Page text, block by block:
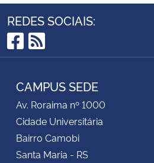
REDES SOCIAIS:
Facebook
RSS
CAMPUS SEDE
Av. Roraima nº 1000
Cidade Universitária
Bairro Camobi
Santa Maria - RS